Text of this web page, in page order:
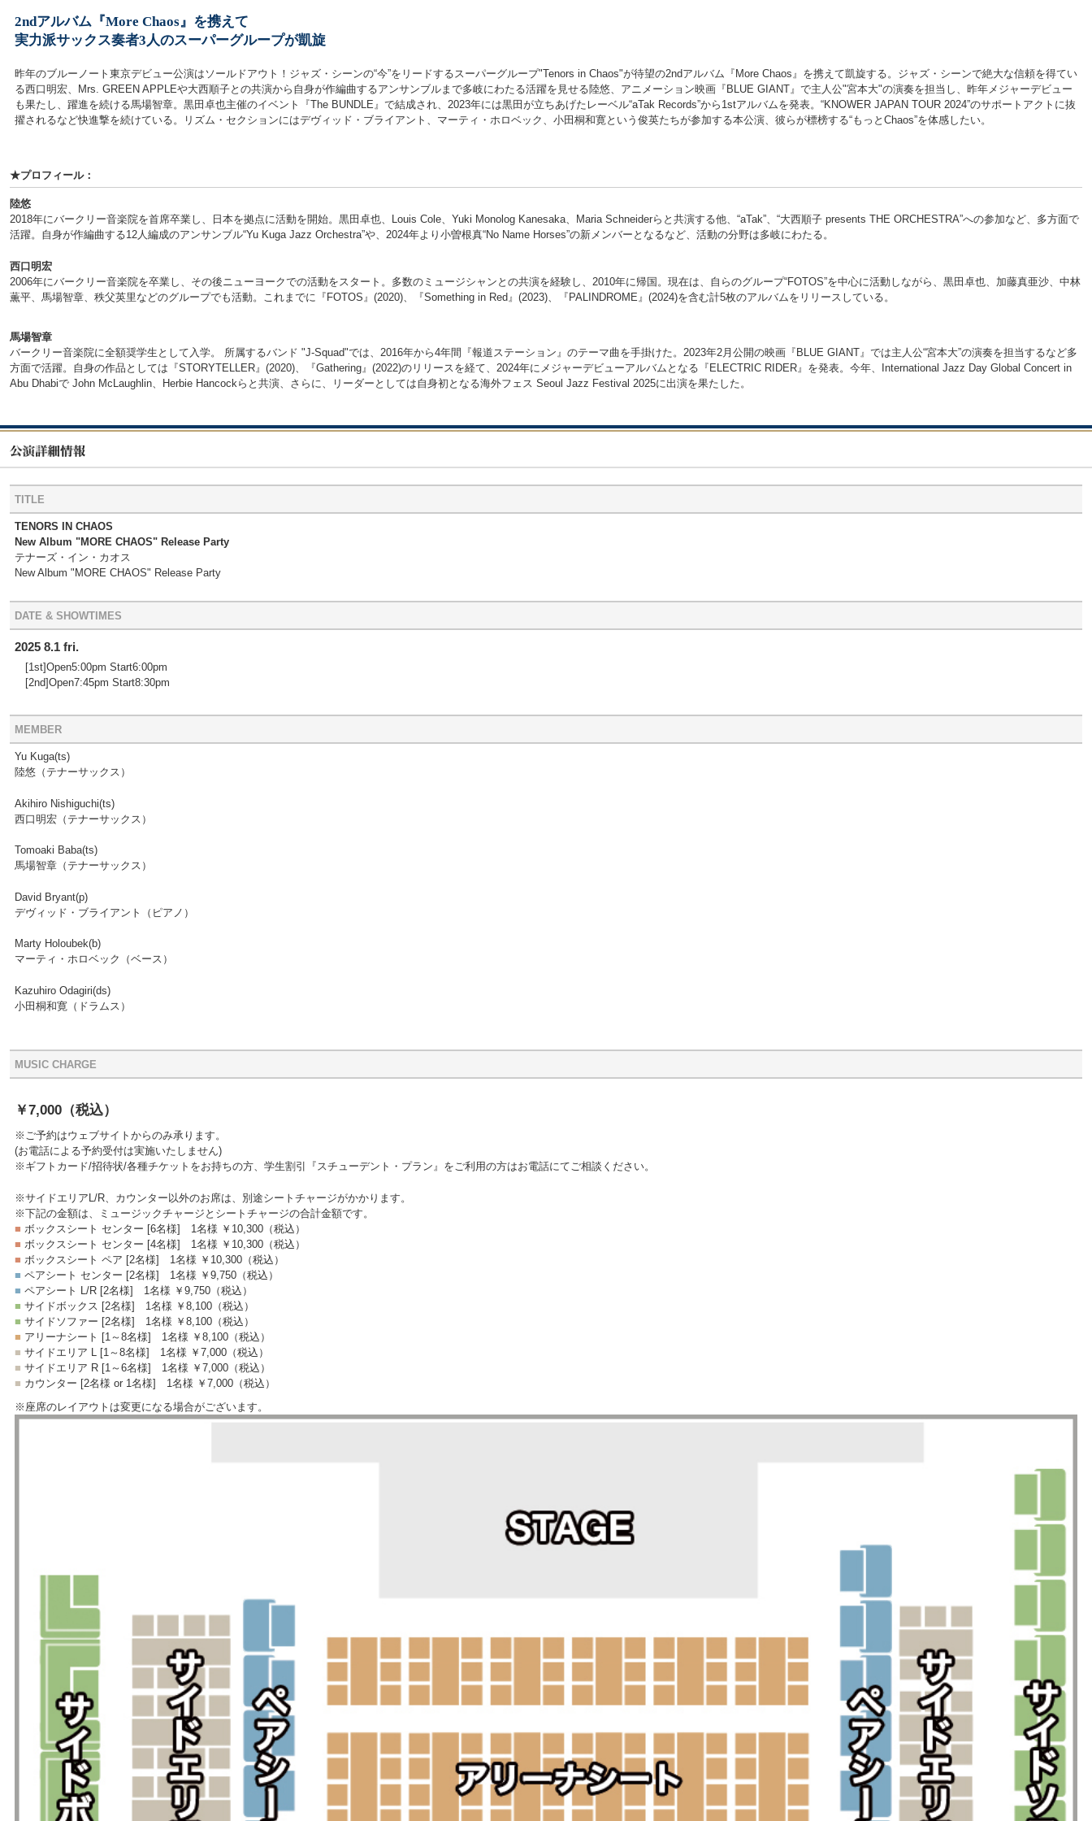
2ndアルバム『More Chaos』を携えて
実力派サックス奏者3人のスーパーグループが凱旋
昨年のブルーノート東京デビュー公演はソールドアウト！ジャズ・シーンの“今”をリードするスーパーグループ"Tenors in Chaos"が待望の2ndアルバム『More Chaos』を携えて凱旋する。ジャズ・シーンで絶大な信頼を得てい
る西口明宏、Mrs. GREEN APPLEや大西順子との共演から自身が作編曲するアンサンブルまで多岐にわたる活躍を見せる陸悠、アニメーション映画『BLUE GIANT』で主人公"宮本大"の演奏を担当し、昨年メジャーデビュー
も果たし、躍進を続ける馬場智章。黒田卓也主催のイベント『The BUNDLE』で結成され、2023年には黒田が立ちあげたレーベル“aTak Records”から1stアルバムを発表。“KNOWER JAPAN TOUR 2024”のサポートアクトに抜
擢されるなど快進撃を続けている。リズム・セクションにはデヴィッド・ブライアント、マーティ・ホロベック、小田桐和寛という俊英たちが参加する本公演、彼らが標榜する“もっとChaos”を体感したい。
★プロフィール：
陸悠
2018年にバークリー音楽院を首席卒業し、日本を拠点に活動を開始。黒田卓也、Louis Cole、Yuki Monolog Kanesaka、Maria Schneiderらと共演する他、“aTak”、“大西順子 presents THE ORCHESTRA”への参加など、多方面で
活躍。自身が作編曲する12人編成のアンサンブル“Yu Kuga Jazz Orchestra”や、2024年より⼩曽根真“No Name Horses”の新メンバーとなるなど、活動の分野は多岐にわたる。
西口明宏
2006年にバークリー音楽院を卒業し、その後ニューヨークでの活動をスタート。多数のミュージシャンとの共演を経験し、2010年に帰国。現在は、自らのグループ“FOTOS”を中心に活動しながら、黒田卓也、加藤真亜沙、中林
薫平、馬場智章、秩父英里などのグループでも活動。これまでに『FOTOS』(2020)、『Something in Red』(2023)、『PALINDROME』(2024)を含む計5枚のアルバムをリリースしている。
馬場智章
バークリー音楽院に全額奨学生として入学。 所属するバンド "J-Squad"では、2016年から4年間『報道ステーション』のテーマ曲を手掛けた。2023年2月公開の映画『BLUE GIANT』では主人公“宮本大”の演奏を担当するなど多
方面で活躍。自身の作品としては『STORYTELLER』(2020)、『Gathering』(2022)のリリースを経て、2024年にメジャーデビューアルバムとなる『ELECTRIC RIDER』を発表。今年、International Jazz Day Global Concert in
Abu Dhabiで John McLaughlin、Herbie Hancockらと共演、さらに、リーダーとしては⾃⾝初となる海外フェス Seoul Jazz Festival 2025に出演を果たした。
TITLE
TENORS IN CHAOS
New Album "MORE CHAOS" Release Party
テナーズ・イン・カオス
New Album "MORE CHAOS" Release Party
DATE & SHOWTIMES
2025 8.1 fri.
[1st]Open5:00pm Start6:00pm
[2nd]Open7:45pm Start8:30pm
MEMBER
Yu Kuga(ts)
陸悠（テナーサックス）
Akihiro Nishiguchi(ts)
西口明宏（テナーサックス）
Tomoaki Baba(ts)
馬場智章（テナーサックス）
David Bryant(p)
デヴィッド・ブライアント（ピアノ）
Marty Holoubek(b)
マーティ・ホロベック（ベース）
Kazuhiro Odagiri(ds)
小田桐和寛（ドラムス）
MUSIC CHARGE
￥7,000 （税込）
※ご予約はウェブサイトからのみ承ります。
(お電話による予約受付は実施いたしません)
※ギフトカード/招待状/各種チケットをお持ちの方、学生割引『スチューデント・プラン』をご利用の方はお電話にてご相談ください。
※サイドエリアL/R、カウンター以外のお席は、別途シートチャージがかかります。
※下記の金額は、ミュージックチャージとシートチャージの合計金額です。
■ ボックスシート センター [6名様] 1名様 ￥10,300 （税込）
■ ボックスシート センター [4名様] 1名様 ￥10,300 （税込）
■ ボックスシート ペア [2名様] 1名様 ￥10,300 （税込）
■ ペアシート センター [2名様] 1名様 ￥9,750 （税込）
■ ペアシート L/R [2名様] 1名様 ￥9,750 （税込）
■ サイドボックス [2名様] 1名様 ￥8,100 （税込）
■ サイドソファー [2名様] 1名様 ￥8,100 （税込）
■ アリーナシート [1～8名様] 1名様 ￥8,100 （税込）
■ サイドエリア L [1～8名様] 1名様 ￥7,000 （税込）
■ サイドエリア R [1～6名様] 1名様 ￥7,000 （税込）
■ カウンター [2名様 or 1名様] 1名様 ￥7,000 （税込）
※座席のレイアウトは変更になる場合がございます。